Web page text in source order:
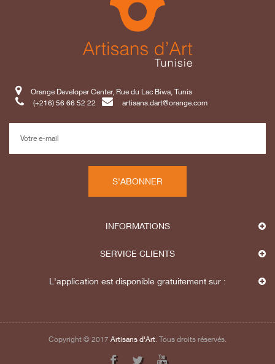
Orange Developer Center, Rue du Lac Biwa, Tunis
(+216) 56 66 52 22
artisans.dart@orange.com
S'ABONNER
INFORMATIONS
SERVICE CLIENTS
L'application est disponible gratuitement sur :
Copyright © 2017 Artisans d'Art . Tous droits réservés.